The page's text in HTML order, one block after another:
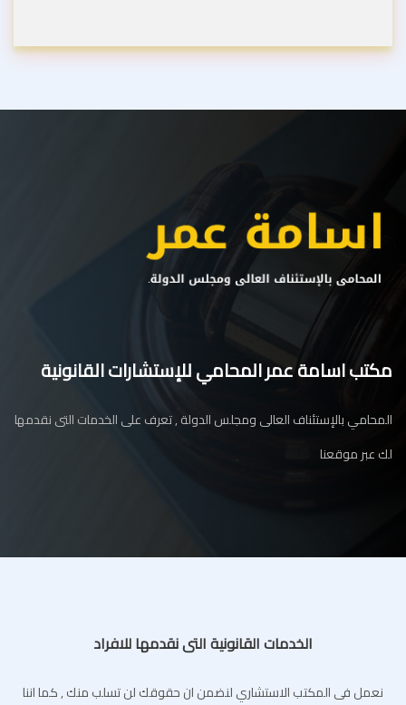
مكتب اسامة عمر المحامي للإستشارات القانونية
المحامي بالإستئناف العالى ومجلس الدولة , تعرف على الخدمات التى نقدمها
لك عبر موقعنا
الخدمات القانونية التى نقدمها للافراد
نعمل فى المكتب الاستشاري لنضمن ان حقوقك لن تسلب منك , كما اننا